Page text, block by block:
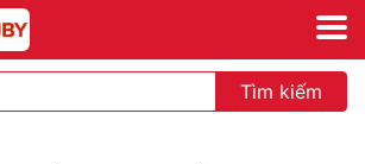
Tìm kiếm